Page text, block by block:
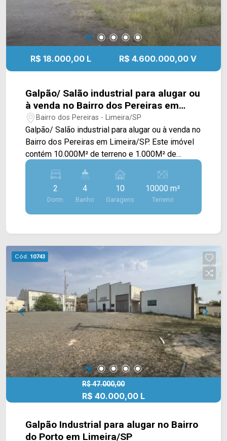
R$ 18.000,00 L R$ 4.600.000,00 V
Galpão/ Salão industrial para alugar ou
à venda no Bairro dos Pereiras em
Limeira/SP
Bairro dos Pereiras - Limeira/SP
Galpão/ Salão industrial para alugar ou à venda no
Bairro dos Pereiras em Limeira/SP. Este imóvel
contém 10.000M² de terreno e 1.000M² de
construção, possuindo extenso terreno com
cerca e portão, junto ao salão e uma casa. O salão
é amplo, contando com pé direito de 8m, pátio
externo e mezanino com 01 sala privativa e copa.
Já casa oferece duas salas amplas e cozinha
banheiros, sendo 02 sociais no salão e 02
sociais na casa; > 10 vagas de garagem
Localizado em uma região privilegiada, próximo à
Rod. Anhanguera. Esta região contém várias
industrias e chácaras ao redor e possui fácil
acesso a cidade. Entre em contato com a equipe
da Arbix Imóveis e agende a sua visita!!
WhatsApp e Telefone: (19) 3475-4546 ARBIX
IMÓVEIS - Presente em cada mudança!
2
Dorm.
4
Banho
10
Garagens
10000 m²
Terreno
Cód. 10743
R$ 47.000,00
R$ 40.000,00 L
Galpão Industrial para alugar no Bairro
do Porto em Limeira/SP